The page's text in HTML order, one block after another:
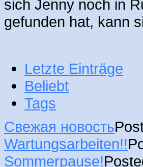
sich Jenny noch in
gefunden hat, kann
Letzte Einträge
Beliebt
Tags
Свежая новость
Wartungsarbeiten!!
Sommerpause!